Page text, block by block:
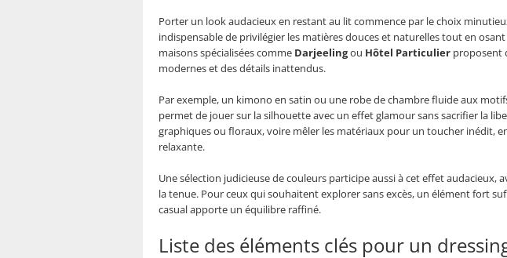
Porter un look audacieux en restant au lit commence par le choix
indispensable de privilégier les matières douces et naturelles tout en
maisons spécialisées comme Darjeelingou Hôtel Particulier proposent
modernes et des détails inattendus.
Par exemple, un kimono en satin ou une robe de chambre fluide aux
permet de jouer sur la silhouette avec un effet glamour sans sacrifier la
graphiques ou floraux, voire mêler les matériaux pour un toucher inédit,
relaxante.
Une sélection judicieuse de couleurs participe aussi à cet effet
la tenue. Pour ceux qui souhaitent explorer sans excès, un élément fort
casual apporte un équilibre raffiné.
Liste des éléments clés pour un